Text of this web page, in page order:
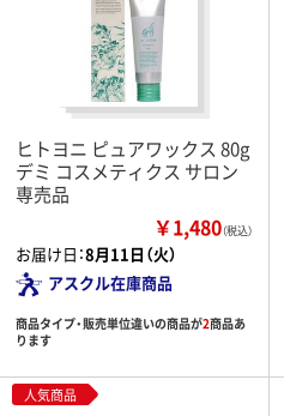
ヒトヨニ ピュアワックス 80g
デミ コスメティクス サロン
専売品
￥1,480（税込）
お届け日：8月11日（火）
アスクル在庫商品
商品タイプ・販売単位違いの商品が2商品あ
ります
人気商品